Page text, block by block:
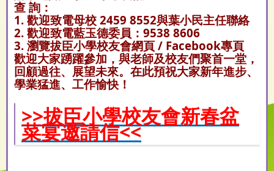
查 詢：
1. 歡迎致電母校 2459 8552與葉小民主任聯絡
2. 歡迎致電藍玉德委員：9538 8606
3. 瀏覽拔臣小學校友會網頁 / Facebook專頁
歡迎大家踴躍參加，與老師及校友們聚首一堂，
回顧過往、展望未來。在此預祝大家新年進步、
學業猛進、工作愉快！
>>拔臣小學校友會新春盆
菜宴邀請信<<